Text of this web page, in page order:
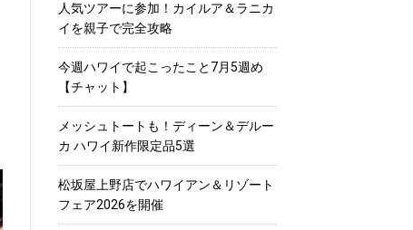
人気ツアーに参加！カイルア＆ラニカ
イを親子で完全攻略
今週ハワイで起こったこと7月5週め
【チャット】
メッシュトートも！ディーン＆デルー
カ ハワイ新作限定品5選
松坂屋上野店でハワイアン＆リゾート
フェア2026を開催